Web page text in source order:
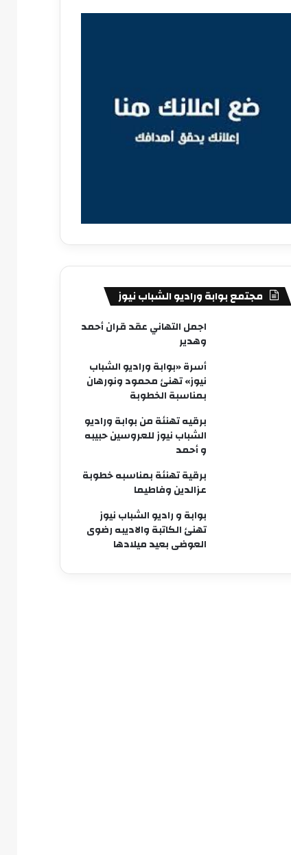
مجتمع بوابة وراديو الشباب نيوز
اجمل التهاني عقد قران أحمد
وهدير
أسرة «بوابة وراديو الشباب
نيوز» تهنئ محمود ونورهان
بمناسبة الخطوبة
برقيه تهنئة من بوابة وراديو
الشباب نيوز للعروسين حبيبه
و أحمد
برقية تهنئة بمناسبه خطوبة
عزالدين وفاطيما
بوابة و راديو الشباب نيوز
تهنئ الكاتبة والاديبه رضوى
العوضى بعيد ميلادها